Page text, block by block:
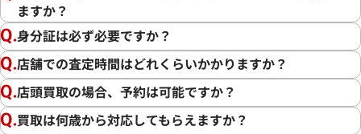
ますか？
身分証は必ず必要ですか？
店舗での査定時間はどれくらいかかりますか？
店頭買取の場合、予約は可能ですか？
買取は何歳から対応してもらえますか？